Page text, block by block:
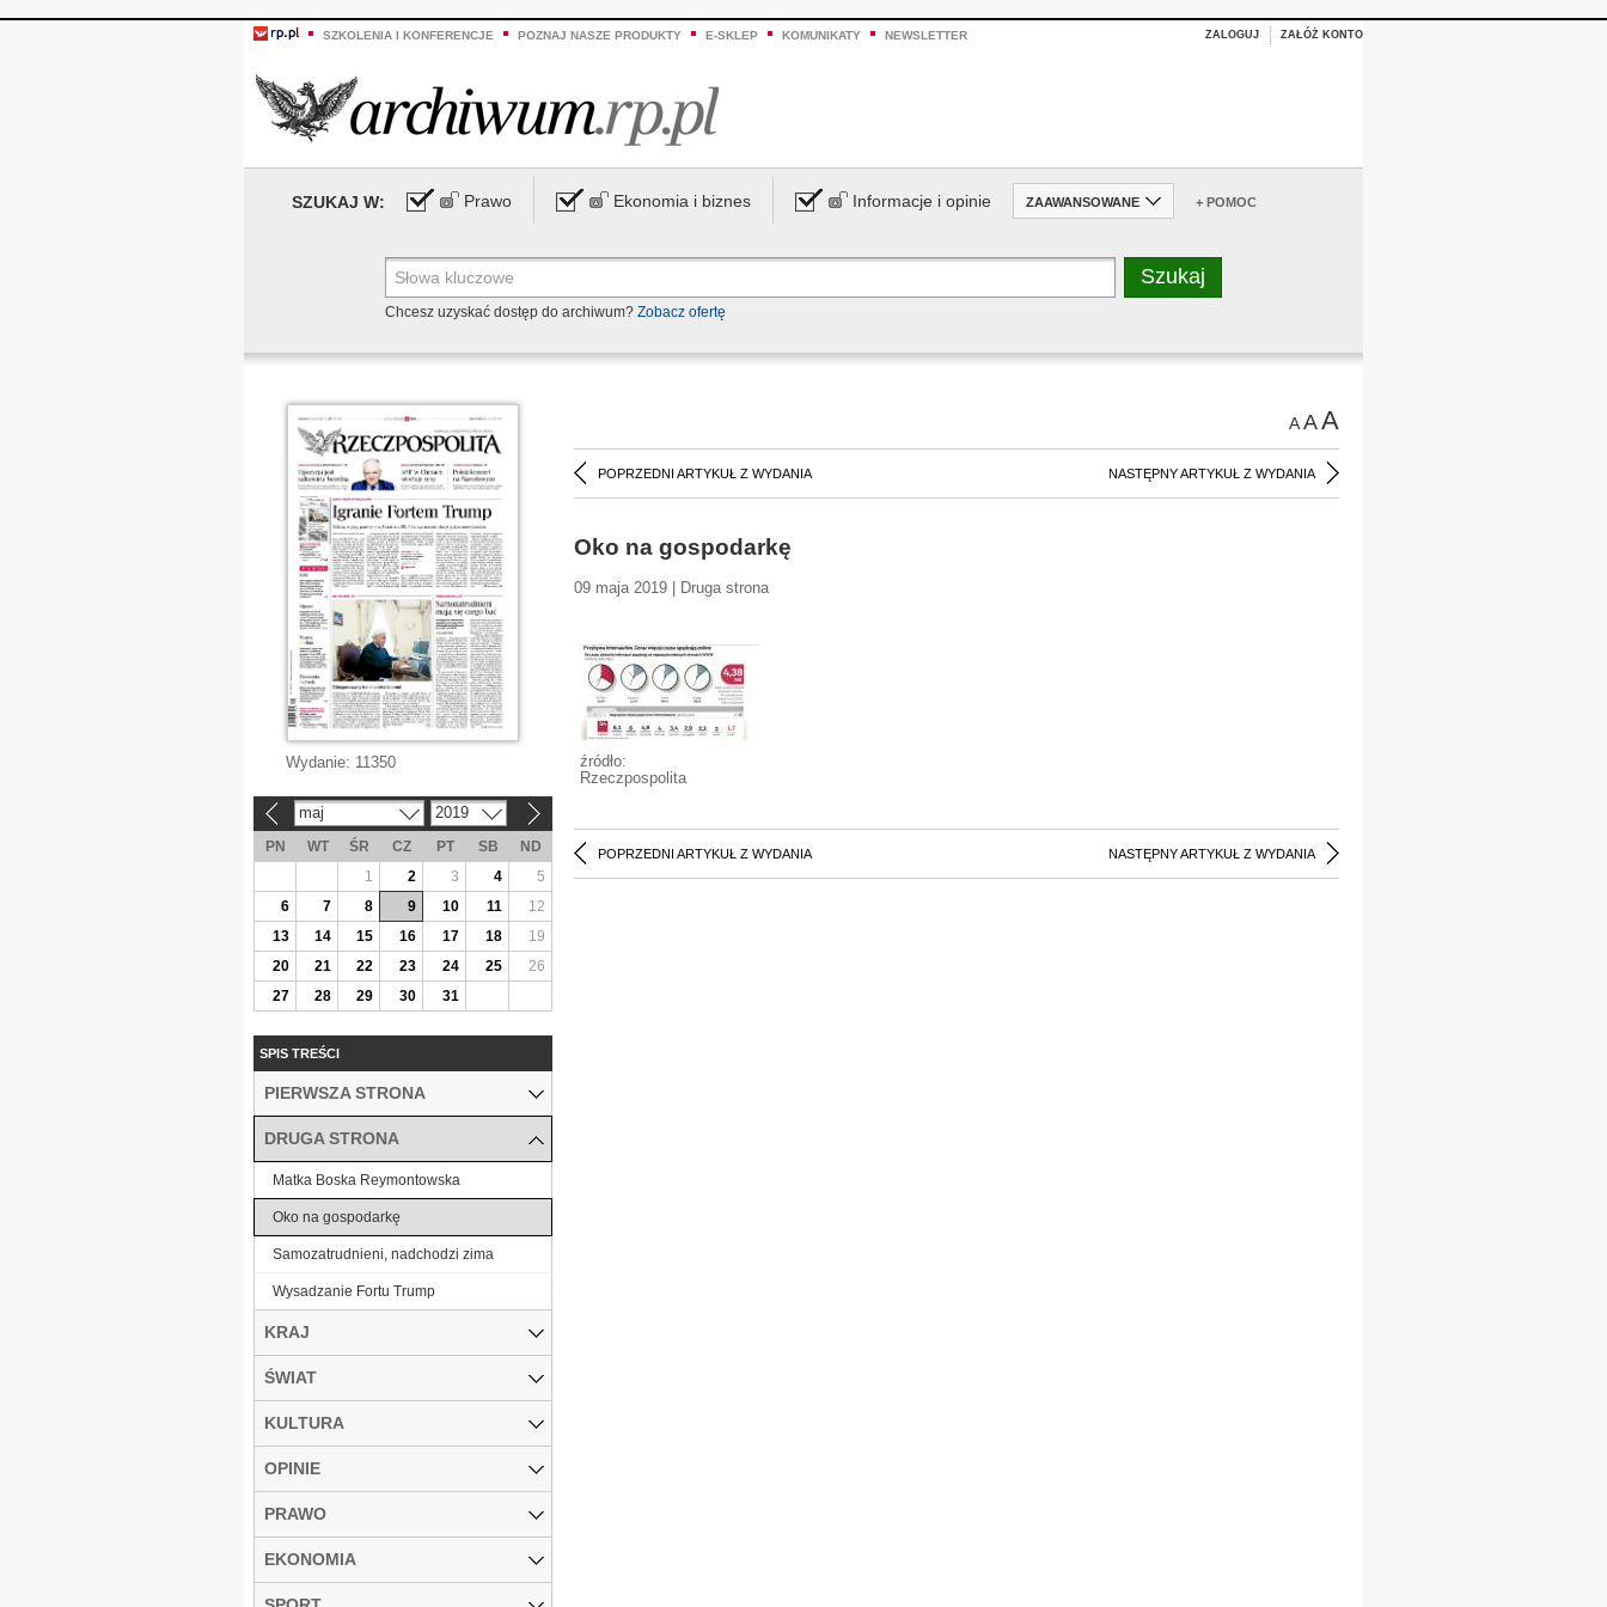
SZKOLENIA I KONFERENCJE POZNAJ NASZE PRODUKTY E-SKLEP KOMUNIKATY NEWSLETTER ZALOGUJ ZAŁÓŻ KONTO
SZUKAJ W: Prawo Ekonomia i biznes Informacje i opinie ZAAWANSOWANE + POMOC
Chcesz uzyskać dostęp do archiwum? Zobacz ofertę
AAA
POPRZEDNI ARTYKUŁ Z WYDANIA NASTĘPNY ARTYKUŁ Z WYDANIA
Oko na gospodarkę
09 maja 2019 | Druga strona
źródło:
Rzeczpospolita
POPRZEDNI ARTYKUŁ Z WYDANIA NASTĘPNY ARTYKUŁ Z WYDANIA
Wydanie: 11350
maj 2019
PN WT ŚR CZ PT SB
ND
1
2 3 4
5
6
7 8 9 10 11
12
13
14 15 16 17 18
19
20
21 22 23 24 25
26
27
28 29 30 31
SPIS TREŚCI
PIERWSZA STRONA
DRUGA STRONA
Matka Boska Reymontowska
Oko na gospodarkę
Samozatrudnieni, nadchodzi zima
Wysadzanie Fortu Trump
KRAJ
ŚWIAT
KULTURA
OPINIE
PRAWO
EKONOMIA